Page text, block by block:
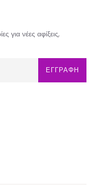
για νέες αφίξεις,
ΕΓΓΡΑΦΗ